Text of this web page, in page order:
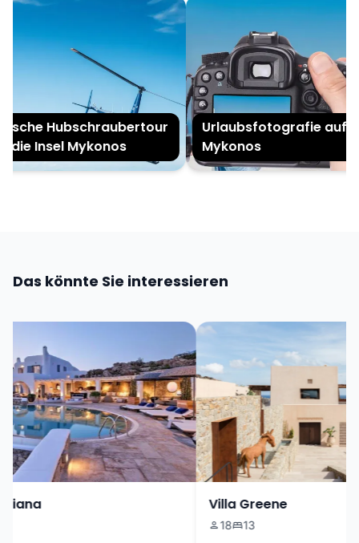
Hubschraubertour
Insel Mykonos
Urlaubsfotografie auf
Mykonos
Das könnte Sie interessieren
Villa Greene
18
13